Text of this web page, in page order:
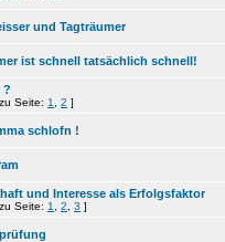
und Tagträumer
ist schnell tatsächlich schnell!
?
Seite: 1 2 ]
schlofn !
und Interesse als Erfolgsfaktor
Seite: 1 2 3 ]